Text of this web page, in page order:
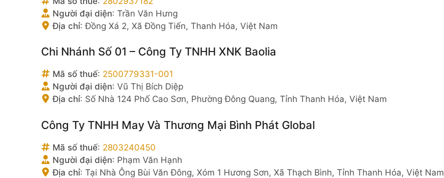
Người đại diện: Trần Văn Hưng
Địa chỉ:Đồng Xá 2, Xã Đồng Tiến, Thanh Hóa, Việt Nam
Chi Nhánh Số 01 – Công Ty TNHH XNK Baolia
Mã số thuế: 2500779331-001
Người đại diện: Vũ Thị Bích Diệp
Địa chỉ: Số Nhà 124 Phố Cao Sơn, Phường Đông Quang, Tỉnh Thanh Hóa, Việt Nam
Công Ty TNHH May Và Thương Mại Bình Phát Global
Mã số thuế: 2803240450
Người đại diện: Phạm Văn Hạnh
Địa chỉ: Tại Nhà Ông Bùi Văn Đông, Xóm 1 Hương Sơn, Xã Thạch Bình, Tỉnh Thanh Hóa, Việt Nam